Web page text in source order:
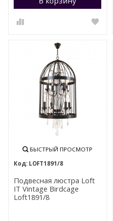
БЫСТРЫЙ ПРОСМОТР
LOFT1891/8
Подвесная люстра Loft
IT Vintage Birdcage
Loft1891/8